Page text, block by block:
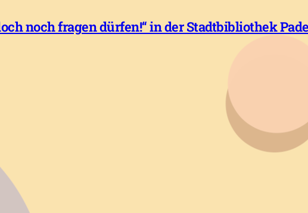
noch fragen dürfen!“ in der Stadtbibliothek